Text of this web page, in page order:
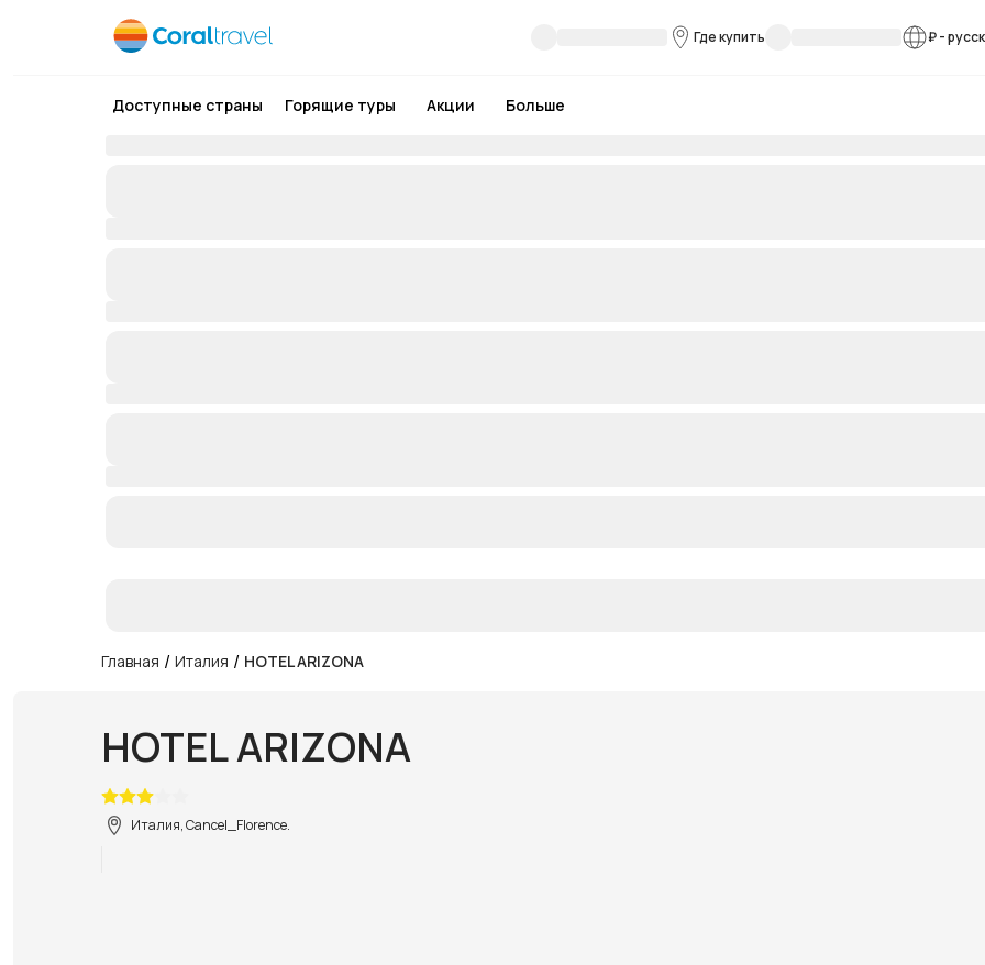
Где купить ₽-
Доступные страны Горящие туры Акции Больше
Главная / Италия / HOTEL ARIZONA
HOTEL ARIZONA
Италия, Cancel_Florence.